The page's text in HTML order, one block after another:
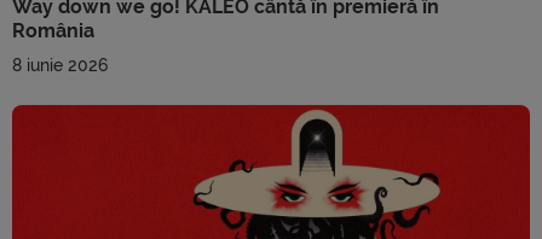
Way down we go! KALEO cântă în premieră în
România
8 iunie 2026